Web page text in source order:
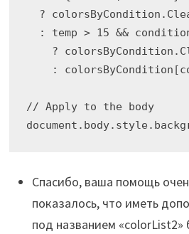
?
: temp > 15 &&
?
:
// Apply to the body
Спасибо, ваша помощь
показалось, что иметь
под названием «colorList2»